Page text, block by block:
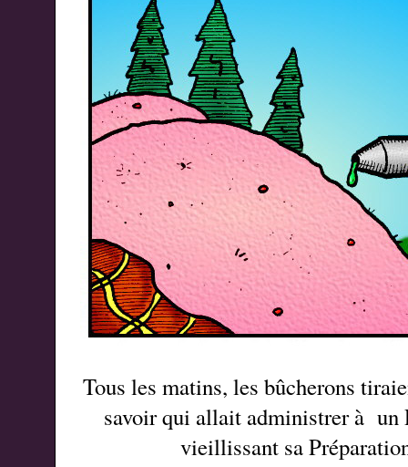
Tous les matins, les bûcherons
savoir qui allait administrer à un
vieillissant sa